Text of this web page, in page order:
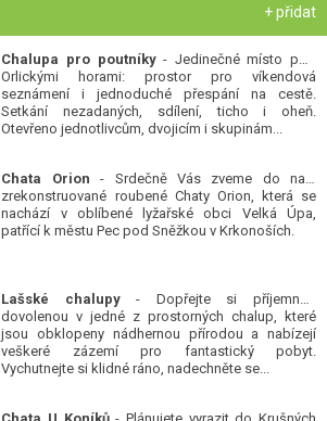
+ přidat
Chalupa pro poutníky- Jedinečné místo pod
Orlickými horami: prostor pro víkendová
seznámení i jednoduché přespání na cestě.
Setkání nezadaných, sdílení, ticho i oheň.
Otevřeno jednotlivcům, dvojicím i skupinám...
Chata Orion - Srdečně Vás zveme do naší
zrekonstruované roubené Chaty Orion, která se
nachází v oblíbené lyžařské obci Velká Úpa,
patřící k městu Pec pod Sněžkou v Krkonoších.
Lašské chalupy- Dopřejte si příjemnou
dovolenou v jedné z prostorných chalup, které
jsou obklopeny nádhernou přírodou a nabízejí
veškeré zázemí pro fantastický pobyt.
Vychutnejte si klidné ráno, nadechněte se...